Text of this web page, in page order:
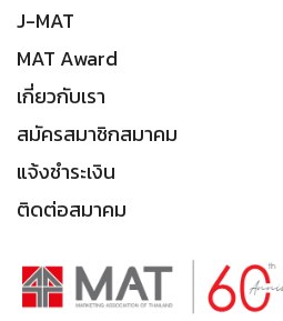
J-MAT
MAT Award
เกี่ยวกับเรา
สมัครสมาชิกสมาคม
แจ้งชำระเงิน
ติดต่อสมาคม